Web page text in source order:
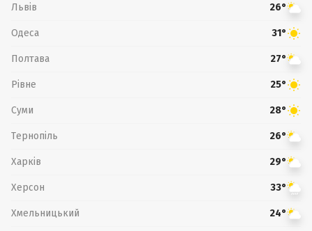
Львів 26°
Одеса 31°
Полтава 27°
Рівне 25°
Суми 28°
Тернопіль 26°
Харків 29°
Херсон 33°
Хмельницький 24°